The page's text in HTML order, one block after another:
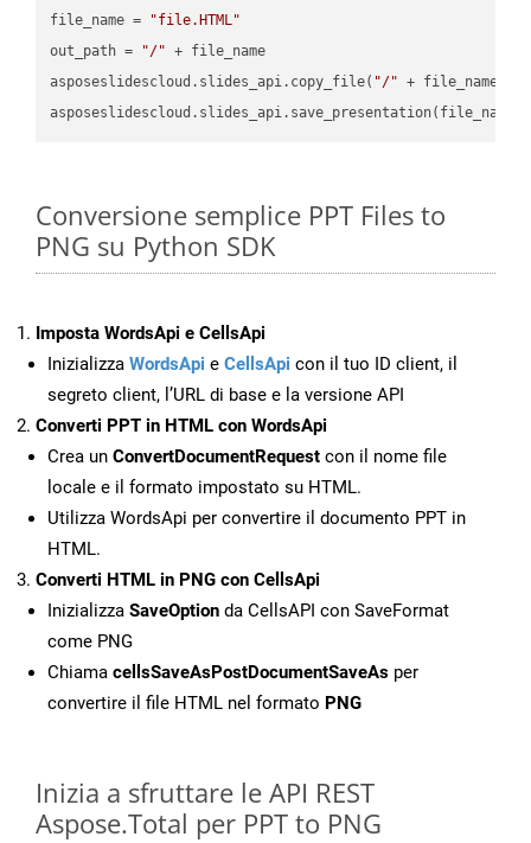
file_name =
"file.HTML"
out_path =
"/" + file_name
asposeslidescloud.slides_api.copy_file( "/" + file_name,
Conversione semplice PPT Files to
PNG su Python SDK
Imposta WordsApi e CellsApi
Inizializza WordsApi e CellsApi con il tuo ID client, il
segreto client, l’URL di base e la versione API
Converti PPT in HTML con WordsApi
Crea un ConvertDocumentRequest con il nome file
locale e il formato impostato su HTML.
Utilizza WordsApi per convertire il documento PPT in
HTML.
Converti HTML in PNG con CellsApi
Inizializza SaveOption da CellsAPI con SaveFormat
come PNG
Chiama cellsSaveAsPostDocumentSaveAs per
convertire il file HTML nel formato PNG
Inizia a sfruttare le API REST
Aspose.Total per PPT to PNG